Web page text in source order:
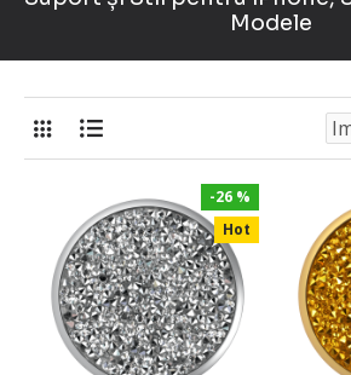
Modele
Hot
-26 %